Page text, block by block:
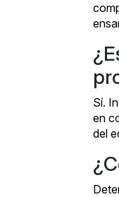
Sí.
en
del